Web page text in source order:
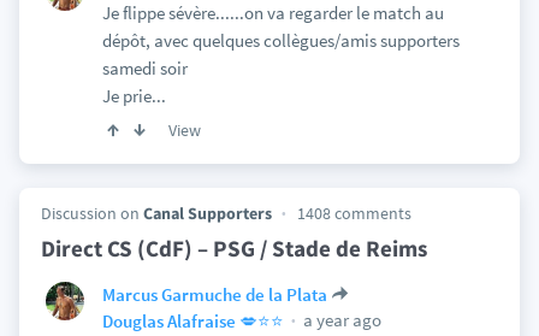
Je flippe sévère......on va regarder le match au
dépôt, avec quelques collègues/amis supporters
samedi soir
Je prie...
View
Discussion on Canal Supporters 1408 comments
Direct CS (CdF) – PSG / Stade de Reims
Marcus Garmuche de la Plata
Douglas Alafraise 💋⭐️⭐️
a year ago